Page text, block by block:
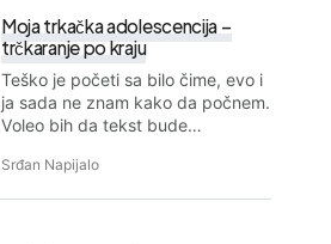
Moja trkačka adolescencija –
trčkaranje po kraju
Teško je početi sa bilo čime, evo i
ja sada ne znam kako da počnem.
Voleo bih da tekst bude…
Srđan Napijalo